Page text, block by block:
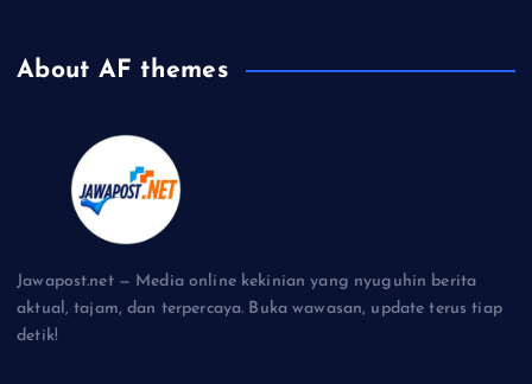
About AF themes
Jawapost.net — Media online kekinian yang nyuguhin berita
aktual, tajam, dan terpercaya. Buka wawasan, update terus tiap
detik!